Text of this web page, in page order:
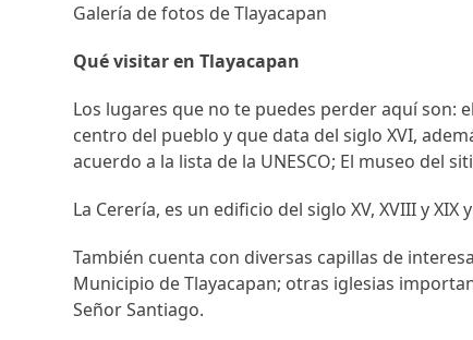
Galería de fotos de Tlayacapan
Qué visitar en Tlayacapan
Los lugares que no te puedes perder aquí son:
centro del pueblo y que data del siglo XVI,
acuerdo a la lista de la UNESCO; El museo del
La Cerería, es un edificio del siglo XV, XVIII y
También cuenta con diversas capillas de
Municipio de Tlayacapan; otras iglesias
Señor Santiago.